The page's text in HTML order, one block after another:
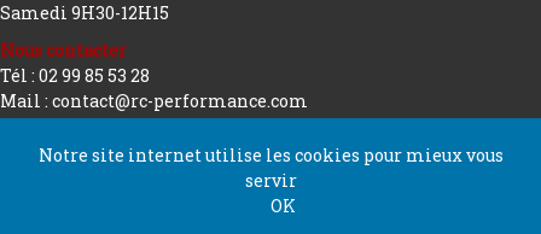
Samedi 9H30-12H15
Nous contacter
Tél : 02 99 85 53 28
Mail : contact@rc-performance.com
Copyright 2026 tous droits réservés
Notre site internet utilise les cookies pour mieux vous
servir
OK